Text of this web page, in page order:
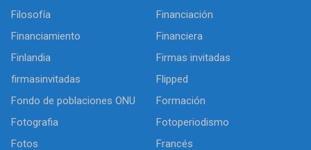
Filosofía
Financiación
Financiamiento
Financiera
Finlandia
Firmas invitadas
firmasinvitadas
Flipped
Fondo de poblaciones ONU
Formación
Fotografia
Fotoperiodismo
Fotos
Francés